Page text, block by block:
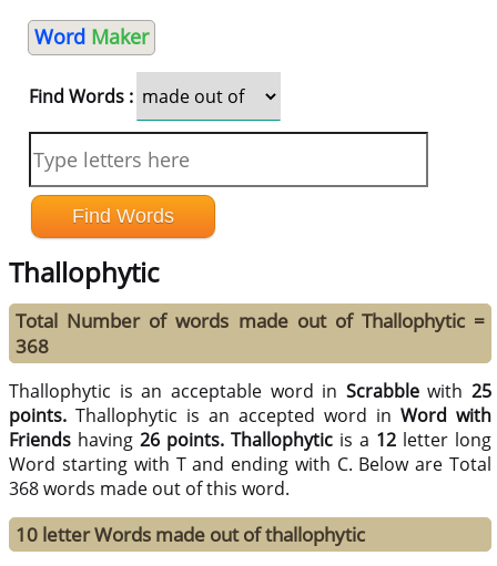
Word Maker
Find Words :
Thallophytic
Total Number of words made out of Thallophytic =
368
Thallophytic is an acceptable word in Scrabblewith 25
points.Thallophytic is an accepted word inWord with
Friends having26 points. Thallophytic is a 12 letter long
Word starting with T and ending with C. Below are Total
368 words made out of this word.
10 letter Words made out of thallophytic